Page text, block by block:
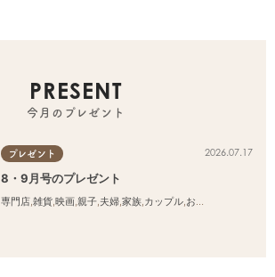
PRESENT
今月のプレゼント
プレゼント 2026.07.17
8・9月号のプレゼント
専門店,雑貨,映画,親子,夫婦,家族,カップル,おひとりさま